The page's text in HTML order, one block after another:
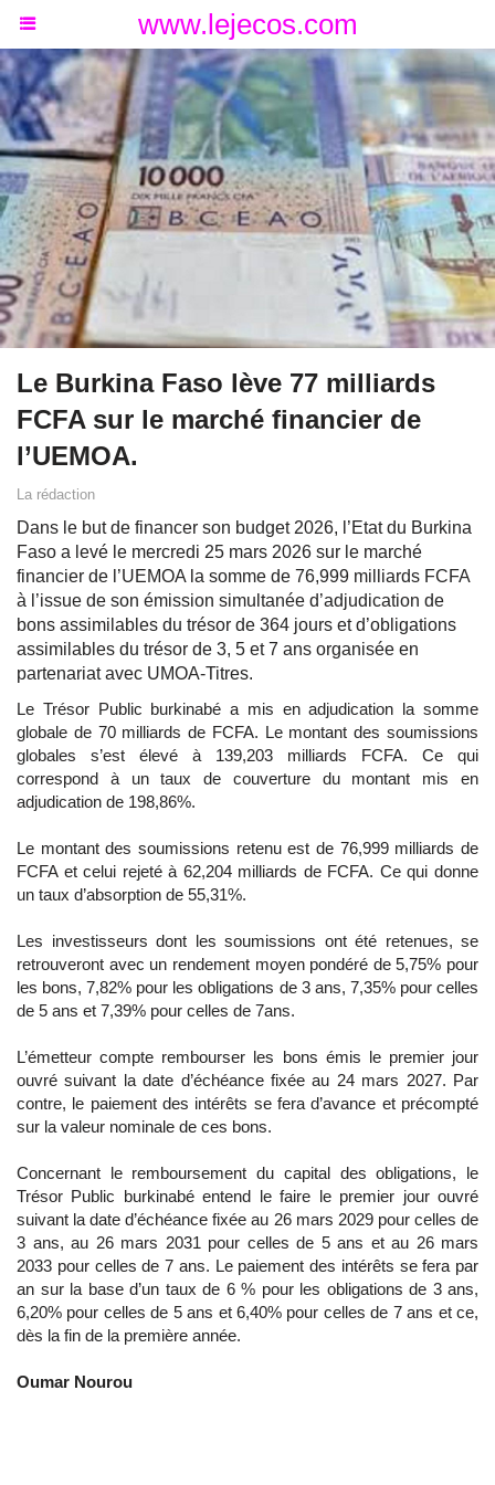
www.lejecos.com
Le Burkina Faso lève 77 milliards
FCFA sur le marché financier de
l’UEMOA.
La rédaction
Dans le but de financer son budget 2026, l’Etat du Burkina
Faso a levé le mercredi 25 mars 2026 sur le marché
financier de l’UEMOA la somme de 76,999 milliards FCFA
à l’issue de son émission simultanée d’adjudication de
bons assimilables du trésor de 364 jours et d’obligations
assimilables du trésor de 3, 5 et 7 ans organisée en
partenariat avec UMOA-Titres.
Le Trésor Public burkinabé a mis en adjudication la somme
globale de 70 milliards de FCFA. Le montant des soumissions
globales s’est élevé à 139,203 milliards FCFA. Ce qui
correspond à un taux de couverture du montant mis en
adjudication de 198,86%.
Le montant des soumissions retenu est de 76,999 milliards de
FCFA et celui rejeté à 62,204 milliards de FCFA. Ce qui donne
un taux d’absorption de 55,31%.
Les investisseurs dont les soumissions ont été retenues, se
retrouveront avec un rendement moyen pondéré de 5,75% pour
les bons, 7,82% pour les obligations de 3 ans, 7,35% pour celles
de 5 ans et 7,39% pour celles de 7ans.
L’émetteur compte rembourser les bons émis le premier jour
ouvré suivant la date d’échéance fixée au 24 mars 2027. Par
contre, le paiement des intérêts se fera d’avance et précompté
sur la valeur nominale de ces bons.
Concernant le remboursement du capital des obligations, le
Trésor Public burkinabé entend le faire le premier jour ouvré
suivant la date d’échéance fixée au 26 mars 2029 pour celles de
3 ans, au 26 mars 2031 pour celles de 5 ans et au 26 mars
2033 pour celles de 7 ans. Le paiement des intérêts se fera par
an sur la base d’un taux de 6 % pour les obligations de 3 ans,
6,20% pour celles de 5 ans et 6,40% pour celles de 7 ans et ce,
dès la fin de la première année.
Oumar Nourou